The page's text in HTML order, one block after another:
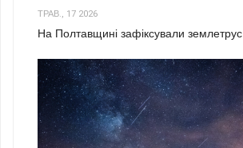
ТРАВ., 17 2026
На Полтавщині зафіксували землетрус